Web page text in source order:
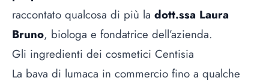
raccontato qualcosa di più la dott.ssa Laura
Bruno, biologa e fondatrice dell’azienda.
Gli ingredienti dei cosmetici Centisia
La bava di lumaca in commercio fino a qualche